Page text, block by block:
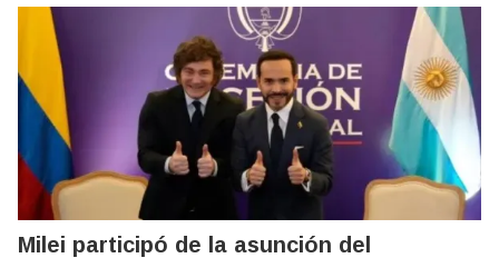
Milei participó de la asunción del